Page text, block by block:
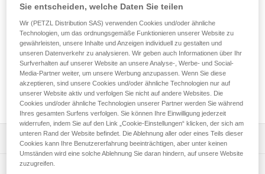
BASIC
Kompakte, vielseitige Seilklemme
Die BASIC-Seilklemme ist besonders kompakt und einfach in
der Handhabung. Die untere Öse ist groß genug zum
Einhängen der Karabiner von Verbindungsmittel und
Trittschlinge.
Leistungsverzeichnis
Die kompakte Seilklemme ist einfach in der Handhabung.
Technische Spezifikationen
Sie entscheiden, welche Daten Sie teilen
Wir (PETZL Distribution SAS) verwenden Cookies und/oder ähnliche
Technologien, um das ordnungsgemäße Funktionieren unserer Website zu
gewährleisten, unsere Inhalte und Anzeigen individuell zu gestalten und
unseren Datenverkehr zu analysieren. Wir geben auch Informationen über Ihr
Surfverhalten auf unserer Website an unsere Analyse-, Werbe- und Social-
Media-Partner weiter, um unsere Werbung anzupassen. Wenn Sie diese
akzeptieren, sind unsere Cookies und/oder ähnliche Technologien nur auf
unserer Website aktiv und verfolgen Sie nicht auf andere Websites. Die
Cookies und/oder ähnliche Technologien unserer Partner werden Sie während
Ihres gesamten Surfens verfolgen. Sie können Ihre Einwilligung jederzeit
widerrufen, indem Sie auf den Link „Cookie-Einstellungen“ klicken, der sich am
unteren Rand der Website befindet. Die Ablehnung aller oder eines Teils dieser
Cookies kann Ihre Benutzererfahrung beeinträchtigen, aber unter keinen
Umständen wird eine solche Ablehnung Sie daran hindern, auf unsere Website
zuzugreifen.